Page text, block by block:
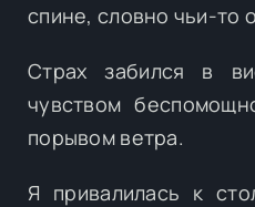
спине, словно чьи-то
Страх забился в
чувством
порывом ветра.
Я привалилась к